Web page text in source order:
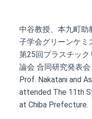
中谷教授、本九町助
子学会グリーンケ
第25回プラスチッ
論会 合同研究発表会
Prof. Nakatani and
attended The 11th
at Chiba Prefecture.